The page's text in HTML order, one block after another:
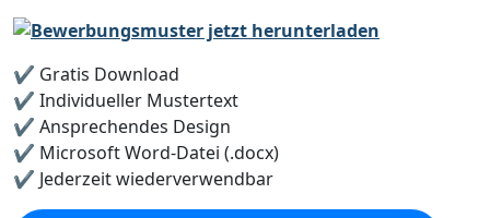
✔️ Gratis Download
✔️ Individueller Mustertext
✔️ Ansprechendes Design
✔️ Microsoft Word-Datei (.docx)
✔️ Jederzeit wiederverwendbar